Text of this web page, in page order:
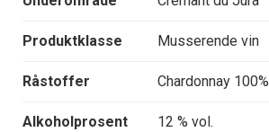
Produktklasse Musserende vin
Råstoffer Chardonnay 100%
Alkoholprosent 12 % vol.